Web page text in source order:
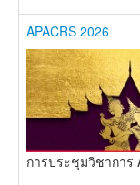
APACRS 2026
การประชุมวิชาการ